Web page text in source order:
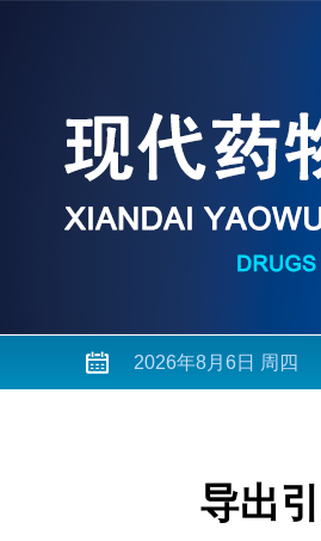
2026年8月6日 周四
导出